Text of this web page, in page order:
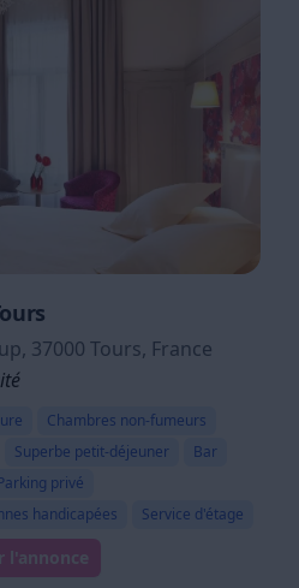
37000 Tours, France
Chambres non-fumeurs
Superbe petit-déjeuner
Bar
privé
handicapées
Service d'étage
Voir l'annonce